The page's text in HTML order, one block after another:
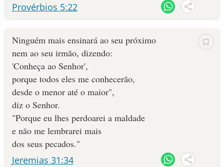
Provérbios 5:22
Ninguém mais ensinará ao seu próximo
nem ao seu irmão, dizendo:
'Conheça ao Senhor',
porque todos eles me conhecerão,
desde o menor até o maior",
diz o Senhor.
"Porque eu lhes perdoarei a maldade
e não me lembrarei mais
dos seus pecados."
Jeremias 31:34